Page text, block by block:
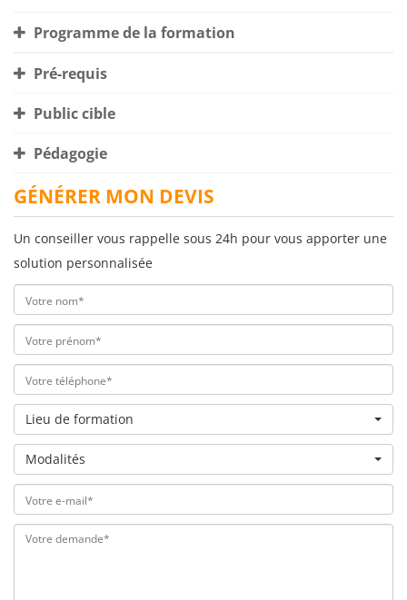
Programme de la formation
Pré-requis
Public cible
Pédagogie
GÉNÉRER MON DEVIS
Un conseiller vous rappelle sous 24h pour vous apporter une
solution personnalisée
Lieu de formation
Modalités